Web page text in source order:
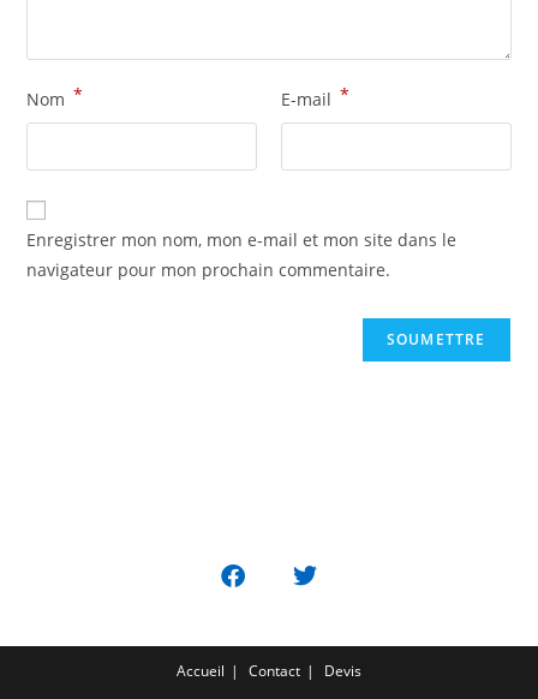
Nom * E-mail *
Enregistrer mon nom, mon e-mail et mon site dans le
navigateur pour mon prochain commentaire.
Accueil Contact Devis